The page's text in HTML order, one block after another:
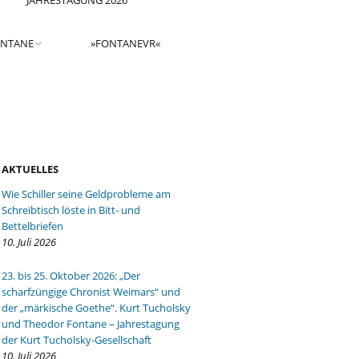
»FONTANEVR«
AKTUELLES
Wie Schiller seine Geldprobleme am
Schreibtisch löste in Bitt- und
Bettelbriefen
10. Juli 2026
23. bis 25. Oktober 2026: „Der
scharfzüngige Chronist Weimars“ und
der „märkische Goethe“. Kurt Tucholsky
und Theodor Fontane – Jahrestagung
der Kurt Tucholsky-Gesellschaft
10. Juli 2026